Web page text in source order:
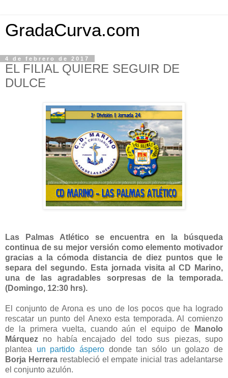
GradaCurva.com
4 de febrero de 2017
EL FILIAL QUIERE SEGUIR DE
DULCE
Las Palmas Atlético se encuentra en la búsqueda
continua de su mejor versión como elemento motivador
gracias a la cómoda distancia de diez puntos que le
separa del segundo. Esta jornada visita al CD Marino,
una de las agradables sorpresas de la temporada.
(Domingo, 12:30 hrs).
El conjunto de Arona es uno de los pocos que ha logrado
rescatar un punto del Anexo esta temporada. Al comienzo
de la primera vuelta, cuando aún el equipo de Manolo
Márquez no había encajado del todo sus piezas, supo
plantea un partido áspero donde tan sólo un golazo de
Borja Herrerarestableció el empate inicial tras adelantarse
el conjunto azulón.